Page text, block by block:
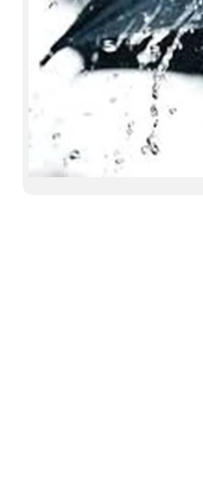
SPIRITUAL
INFO+
ART